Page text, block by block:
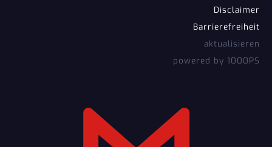
Disclaimer
Barrierefreiheit
aktualisieren
powered by 1000PS